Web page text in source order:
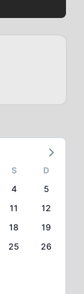
S
D
4
5
11
12
18
19
25
26